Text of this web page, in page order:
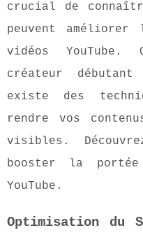
crucial de
peuvent
vidéos YouTube.
créateur
existe des
rendre vos
visibles.
booster la
YouTube.
Optimisation du